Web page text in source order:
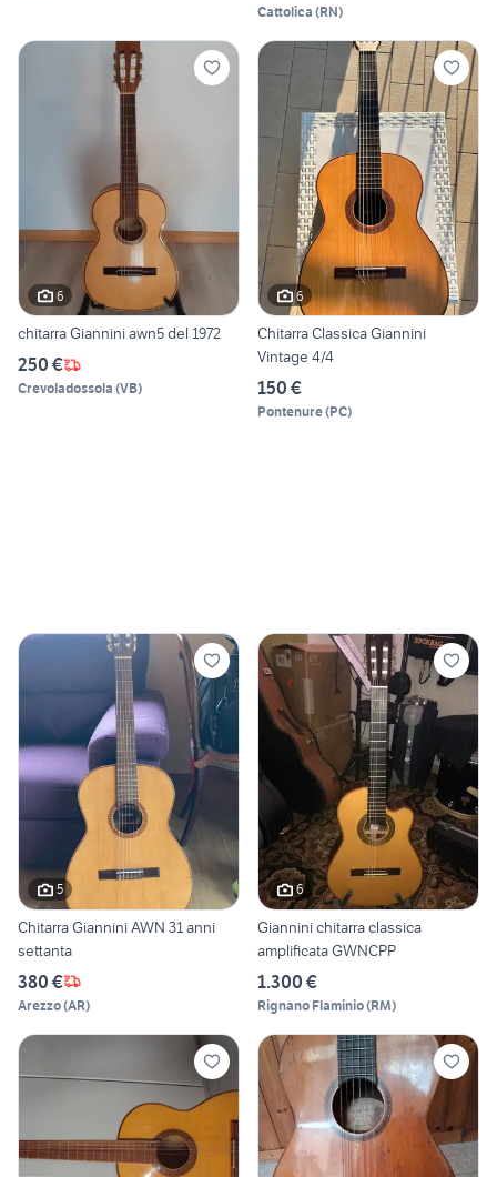
Cattolica (RN)
6
chitarra Giannini awn5 del 1972
250 €
Crevoladossola (VB)
6
Chitarra Classica Giannini
Vintage 4/4
150 €
Pontenure(PC)
5
Chitarra Giannini AWN 31 anni
settanta
380 €
Arezzo(AR)
6
Giannini chitarra classica
amplificata GWNCPP
1.300 €
Rignano Flaminio(RM)